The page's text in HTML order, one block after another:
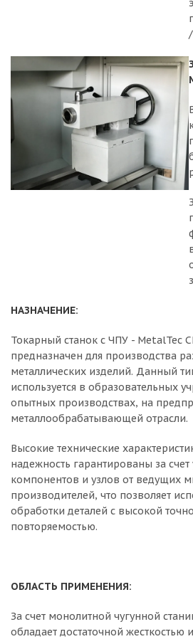
НАЗНАЧЕНИЕ:
Токарный станок с ЧПУ - MetalTec
предназначен для производства
металлических изделий. Данный
используется в образовательных
опытных производствах, на
металлообрабатывающей отрасли.
Высокие технические
надежность гарантированы за
компонентов и узлов от ведущих
производителей, что позволяет
обработки деталей с высокой
повторяемостью.
ОБЛАСТЬ ПРИМЕНЕНИЯ:
За счет монолитной чугунной
обладает достаточной жесткостью